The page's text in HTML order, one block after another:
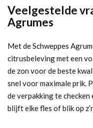
Veelgestelde
Agrumes
Met de Schweppes
citrusbeleving met een
de zon voor de beste
snel voor maximale prik.
de verpakking te
blijft elke fles of blik op